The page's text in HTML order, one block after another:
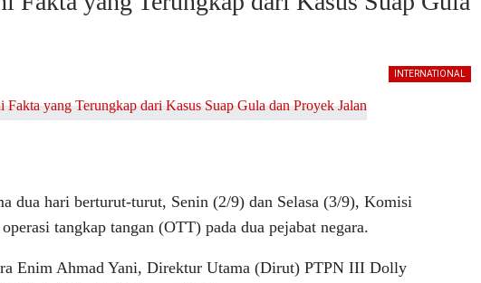
INTERNATIONAL
dua hari berturut-turut, Senin (2/9) dan Selasa (3/9), Komisi
tangkap tangan (OTT) pada dua pejabat negara.
Enim Ahmad Yani, Direktur Utama (Dirut) PTPN III Dolly